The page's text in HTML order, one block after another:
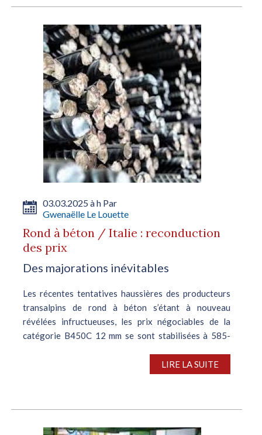
03.03.2025 à h Par
Gwenaëlle Le Louette
Rond à béton / Italie : reconduction
des prix
Des majorations inévitables
Les récentes tentatives haussières des producteurs
transalpins de rond à béton s’étant à nouveau
révélées infructueuses, les prix négociables de la
catégorie B450C 12 mm se sont stabilisées à 585-
LIRE LA SUITE